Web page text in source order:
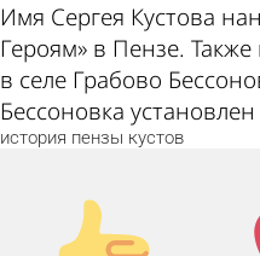
Имя Сергея Кустова
Героям» в Пензе.
в селе Грабово
Бессоновка
история пензы кустов
Палец
вверх!